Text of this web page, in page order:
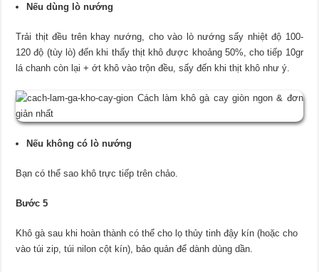
Nếu dùng lò nướng
Trải thịt đều trên khay nướng, cho vào lò nướng sấy nhiệt độ 100-
120 độ (tùy lò) đến khi thấy thịt khô được khoảng 50%, cho tiếp 10gr
lá chanh còn lại + ớt khô vào trộn đều, sấy đến khi thịt khô như ý.
Nếu không có lò nướng
Bạn có thể sao khô trực tiếp trên chảo.
Bước 5
Khô gà sau khi hoàn thành có thể cho lọ thủy tinh đậy kín (hoặc cho
vào túi zip, túi nilon cột kín), bảo quản để dành dùng dần.